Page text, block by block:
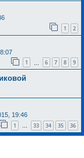
1 2
1 6 7 8 9
19:46
1 … 33 34 35 36